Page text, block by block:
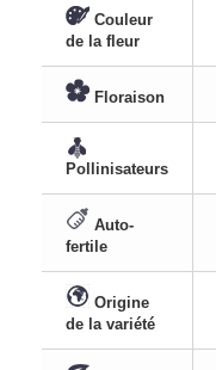
Couleur
de la fleur
Floraison
Pollinisateurs
Auto-
fertile
Origine
de la variété